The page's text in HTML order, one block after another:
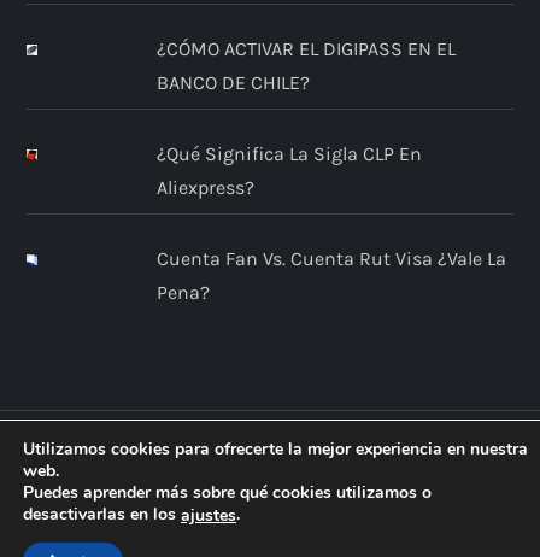
¿CÓMO ACTIVAR EL DIGIPASS EN EL
BANCO DE CHILE?
¿Qué Significa La Sigla CLP En
Aliexpress?
Cuenta Fan Vs. Cuenta Rut Visa ¿Vale La
Pena?
Utilizamos cookies para ofrecerte la mejor experiencia en nuestra
web.
Puedes aprender más sobre qué cookies utilizamos o
desactivarlas en los ajustes.